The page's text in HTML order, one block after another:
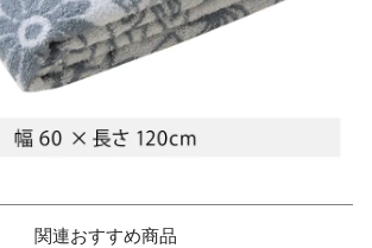
関連おすすめ商品